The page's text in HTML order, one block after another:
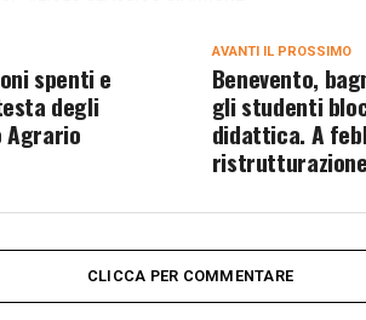
AVANTI IL ​​PROSSIMO
Benevento,
gli studenti
didattica. A
ristrutturazione
spenti e
degli
Agrario
CLICCA PER COMMENTARE